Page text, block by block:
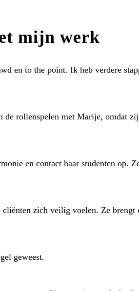
mijn werk
en to the point. Ik heb verdere
rollenspelen met Marije, omdat
en contact haar studenten op.
zich veilig voelen. Ze
geweest.